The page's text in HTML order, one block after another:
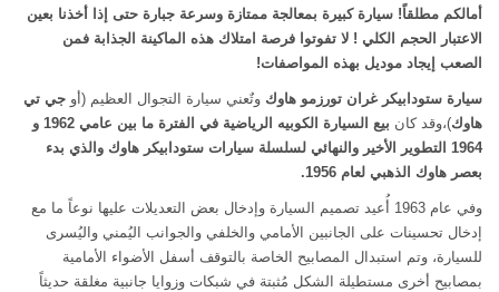
أمالكم مطلقاً! سيارة كبيرة بمعالجة ممتازة وسرعة جبارة حتى إذا أخذنا بعين
الاعتبار الحجم الكلي ! لا تفوتوا فرصة امتلاك هذه الماكينة الجذابة فمن
الصعب إيجاد موديل بهذه المواصفات!
سيارة ستودابيكر غران تورزمو هاوك وتٌعني سيارة التجوال العظيم (أو جي تي
هاوك)،وقد كان
بيع السيارة الكوبيه الرياضية في الفترة ما بين عامي 1962 و
1964 التطوير الأخير والنهائي لسلسلة سيارات ستودابيكر هاوك والذي بدء
بعصر هاوك الذهبي لعام 1956.
وفي عام 1963 أُعيد تصميم السيارة وإدخال بعض التعديلات عليها نوعاً ما مع
إدخال تحسينات على الجانبين الأمامي والخلفي والجوانب اليُمني واليُسرى
للسيارة، وتم استبدال المصابيح الخاصة بالتوقف أسفل الأضواء الأمامية
بمصابيح أخرى مستطيلة الشكل مُثبتة في شبكات وزوايا جانبية مغلقة حديثاً